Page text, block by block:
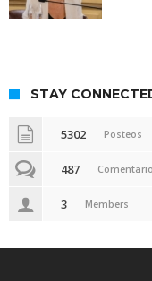
STAY
5302 Posteos
487
3 Members